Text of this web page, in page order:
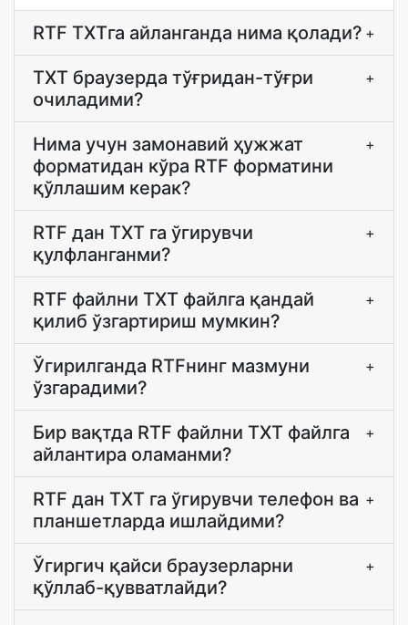
RTF TXTга айланганда нима қолади? +
TXT браузерда тўғридан-тўғри
очиладими?
+
Нима учун замонавий ҳужжат
форматидан кўра RTF форматини
қўллашим керак?
+
RTF дан TXT га ўгирувчи
қулфланганми?
+
RTF файлни TXT файлга қандай
қилиб ўзгартириш мумкин?
+
Ўгирилганда RTFнинг мазмуни
ўзгарадими?
+
Бир вақтда RTF файлни TXT файлга
айлантира оламанми?
+
RTF дан TXT га ўгирувчи телефон ва
планшетларда ишлайдими?
+
Ўгиргич қайси браузерларни
қўллаб-қувватлайди?
+